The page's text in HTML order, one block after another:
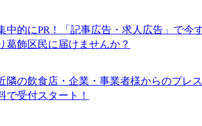
中的にPR！「記事広告・求人広告」で今
葛飾区民に届けませんか？
隣の飲食店・企業・事業者様からのプレ
で受付スタート！